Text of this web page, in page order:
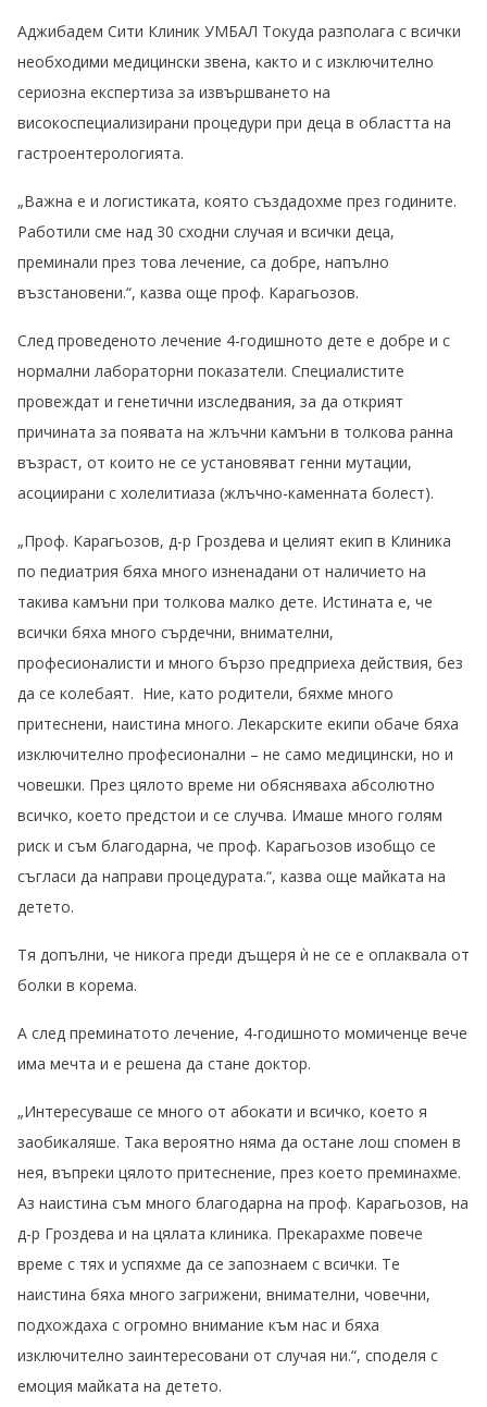
Аджибадем Сити Клиник УМБАЛ Токуда разполага с всички
необходими медицински звена, както и с изключително
сериозна експертиза за извършването на
високоспециализирани процедури при деца в областта на
гастроентерологията.
„Важна е и логистиката, която създадохме през годините.
Работили сме над 30 сходни случая и всички деца,
преминали през това лечение, са добре, напълно
възстановени.“, казва още проф. Карагьозов.
След проведеното лечение 4-годишното дете е добре и с
нормални лабораторни показатели. Специалистите
провеждат и генетични изследвания, за да открият
причината за появата на жлъчни камъни в толкова ранна
възраст, от които не се установяват генни мутации,
асоциирани с холелитиаза (жлъчно-каменната болест).
„Проф. Карагьозов, д-р Гроздева и целият екип в Клиника
по педиатрия бяха много изненадани от наличието на
такива камъни при толкова малко дете. Истината е, че
всички бяха много сърдечни, внимателни,
професионалисти и много бързо предприеха действия, без
да се колебаят. Ние, като родители, бяхме много
притеснени, наистина много. Лекарските екипи обаче бяха
изключително професионални – не само медицински, но и
човешки. През цялото време ни обясняваха абсолютно
всичко, което предстои и се случва. Имаше много голям
риск и съм благодарна, че проф. Карагьозов изобщо се
съгласи да направи процедурата.“, казва още майката на
детето.
Тя допълни, че никога преди дъщеря ѝ не се е оплаквала от
болки в корема.
А след преминатото лечение, 4-годишното момиченце вече
има мечта и е решена да стане доктор.
„Интересуваше се много от абокати и всичко, което я
заобикаляше. Така вероятно няма да остане лош спомен в
нея, въпреки цялото притеснение, през което преминахме.
Аз наистина съм много благодарна на проф. Карагьозов, на
д-р Гроздева и на цялата клиника. Прекарахме повече
време с тях и успяхме да се запознаем с всички. Те
наистина бяха много загрижени, внимателни, човечни,
подхождаха с огромно внимание към нас и бяха
изключително заинтересовани от случая ни.“, споделя с
емоция майката на детето.